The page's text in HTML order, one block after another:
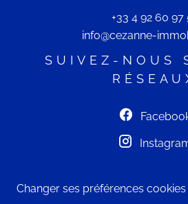
+33 4 92 60 97
info@cezanne-
SUIVEZ-NOUS
Changer ses préférences cookies